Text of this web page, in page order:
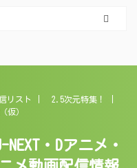
リスト
2.5次元特集！
仮）
・Dアニメ・